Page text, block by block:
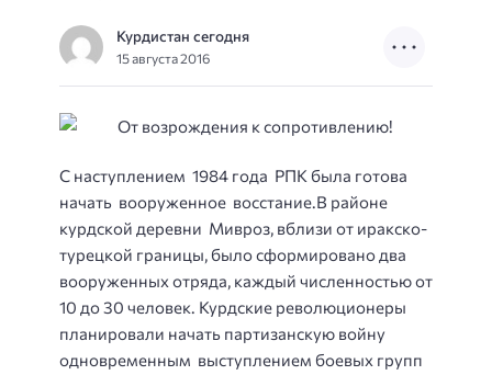
Курдистан сегодня
15 августа 2016
С наступлением 1984 года РПК была готова
начать вооруженное восстание.В районе
курдской деревни Мивроз, вблизи от иракско-
турецкой границы, было сформировано два
вооруженных отряда, каждый численностью от
10 до 30 человек. Курдские революционеры
планировали начать партизанскую войну
одновременным выступлением боевых групп